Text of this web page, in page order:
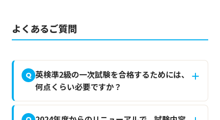
よくあるご質問
Q 英検準2級の一次試験を合格するためには、
何点くらい必要ですか？